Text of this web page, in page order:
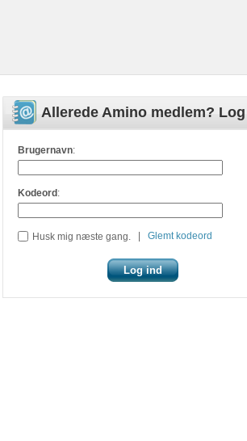
Allerede Amino medlem? Log
Brugernavn:
Kodeord :
Husk mig næste gang. Glemt kodeord